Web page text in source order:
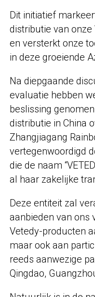
Dit initiatief
distributie van
en versterkt onze
in deze groeiende
Na diepgaande
evaluatie hebben
beslissing
distributie in China
Zhangjiagang
vertegenwoordigd
die de naam “
al haar zakelijke
Deze entiteit zal
aanbieden van ons
Vetedy-producten
maar ook aan
reeds aanwezige
Qingdao,